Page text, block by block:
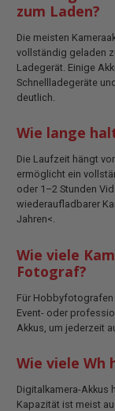
zum Laden?
Die meisten
vollständig geladen
Ladegerät. Einige
Schnellladegeräte
deutlich.
Wie lange
Die Laufzeit hängt
ermöglicht ein
oder 1–2 Stunden
wiederaufladbarer
Jahren<.
Wie viele
Fotograf?
Für Hobbyfotografen
Event- oder
Akkus, um jederzeit
Wie viele Wh
Digitalkamera-Akkus
Kapazität ist meist